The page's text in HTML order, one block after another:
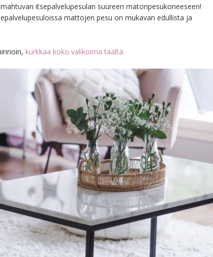
itsepalvelupesulan suureen matonpesukoneeseen!
mattojen pesu on mukavan edullista ja
kurkkaa koko valikoima täältä.